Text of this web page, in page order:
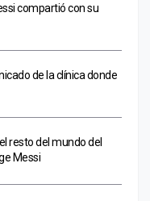
compartió con su
de la clínica donde
resto del mundo del
Messi